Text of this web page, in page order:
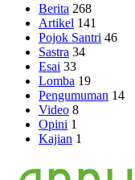
Berita 268
Artikel 141
Pojok Santri 46
Sastra 34
Esai 33
Lomba 19
Pengumuman 14
Video 8
Opini 1
Kajian 1